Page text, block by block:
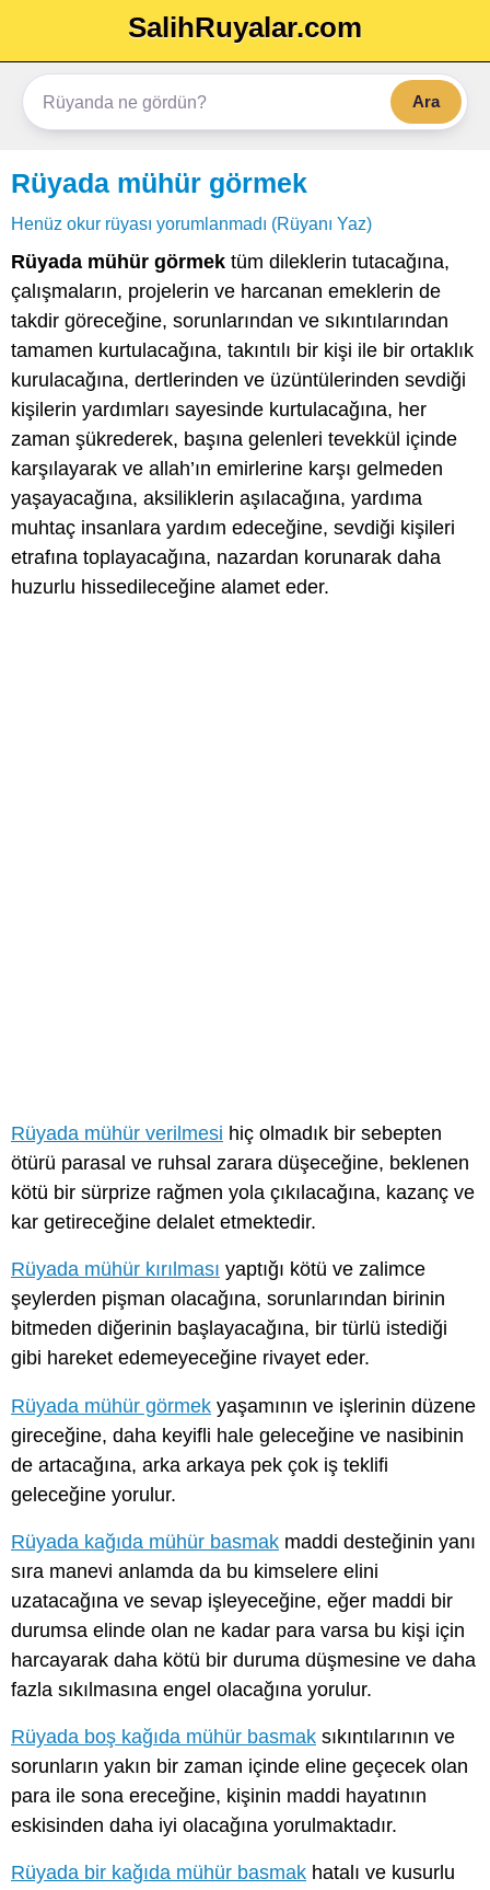
SalihRuyalar.com
Ara
Rüyada mühür görmek
Henüz okur rüyası yorumlanmadı (Rüyanı Yaz)
Rüyada mühür görmek tüm dileklerin tutacağına,
çalışmaların, projelerin ve harcanan emeklerin de
takdir göreceğine, sorunlarından ve sıkıntılarından
tamamen kurtulacağına, takıntılı bir kişi ile bir ortaklık
kurulacağına, dertlerinden ve üzüntülerinden sevdiği
kişilerin yardımları sayesinde kurtulacağına, her
zaman şükrederek, başına gelenleri tevekkül içinde
karşılayarak ve allah’ın emirlerine karşı gelmeden
yaşayacağına, aksiliklerin aşılacağına, yardıma
muhtaç insanlara yardım edeceğine, sevdiği kişileri
etrafına toplayacağına, nazardan korunarak daha
huzurlu hissedileceğine alamet eder.
Rüyada mühür verilmesi hiç olmadık bir sebepten
ötürü parasal ve ruhsal zarara düşeceğine, beklenen
kötü bir sürprize rağmen yola çıkılacağına, kazanç ve
kar getireceğine delalet etmektedir.
Rüyada mühür kırılması yaptığı kötü ve zalimce
şeylerden pişman olacağına, sorunlarından birinin
bitmeden diğerinin başlayacağına, bir türlü istediği
gibi hareket edemeyeceğine rivayet eder.
Rüyada mühür görmek yaşamının ve işlerinin düzene
gireceğine, daha keyifli hale geleceğine ve nasibinin
de artacağına, arka arkaya pek çok iş teklifi
geleceğine yorulur.
Rüyada kağıda mühür basmak maddi desteğinin yanı
sıra manevi anlamda da bu kimselere elini
uzatacağına ve sevap işleyeceğine, eğer maddi bir
durumsa elinde olan ne kadar para varsa bu kişi için
harcayarak daha kötü bir duruma düşmesine ve daha
fazla sıkılmasına engel olacağına yorulur.
Rüyada boş kağıda mühür basmak sıkıntılarının ve
sorunların yakın bir zaman içinde eline geçecek olan
para ile sona ereceğine, kişinin maddi hayatının
eskisinden daha iyi olacağına yorulmaktadır.
Rüyada bir kağıda mühür basmak hatalı ve kusurlu